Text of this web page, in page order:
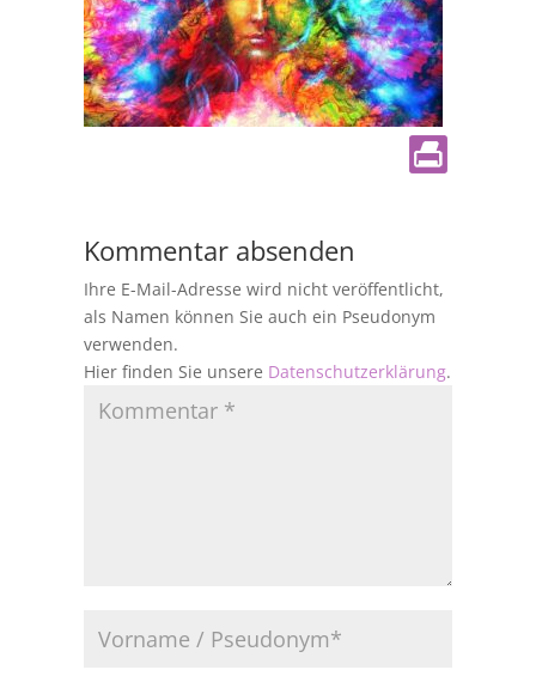
Kommentar absenden
Ihre E-Mail-Adresse wird nicht veröffentlicht,
als Namen können Sie auch ein Pseudonym
verwenden.
Hier finden Sie unsere Datenschutzerklärung.